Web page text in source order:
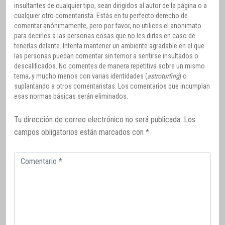
insultantes de cualquier tipo, sean dirigidos al autor de la página o a
cualquier otro comentarista. Estás en tu perfecto derecho de
comentar anónimamente, pero por favor, no utilices el anonimato
para decirles a las personas cosas que no les dirías en caso de
tenerlas delante. Intenta mantener un ambiente agradable en el que
las personas puedan comentar sin temor a sentirse insultados o
descalificados. No comentes de manera repetitiva sobre un mismo
tema, y mucho menos con varias identidades (astroturfing) o
suplantando a otros comentaristas. Los comentarios que incumplan
esas normas básicas serán eliminados.
Tu dirección de correo electrónico no será publicada. Los
campos obligatorios están marcados con *
Comentario